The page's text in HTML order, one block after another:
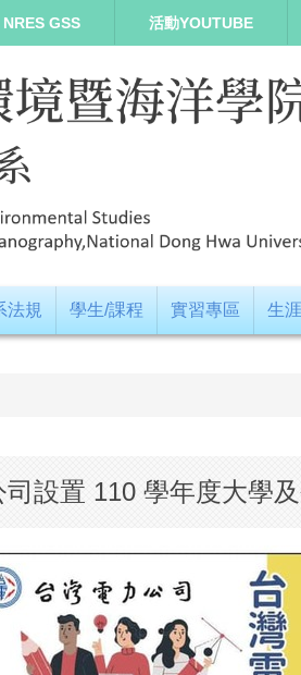
NRES GSS 活動YOUTUBE
法規 學生/課程 實習專區 生
司設置 110 學年度大學